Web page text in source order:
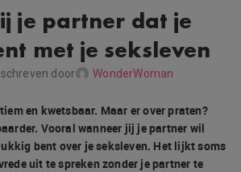
je partner dat je
met je seksleven
door WonderWoman
en kwetsbaar. Maar er over praten?
Vooral wanneer jij je partner wil
bent over je seksleven. Het lijkt soms
uit te spreken zonder je partner te